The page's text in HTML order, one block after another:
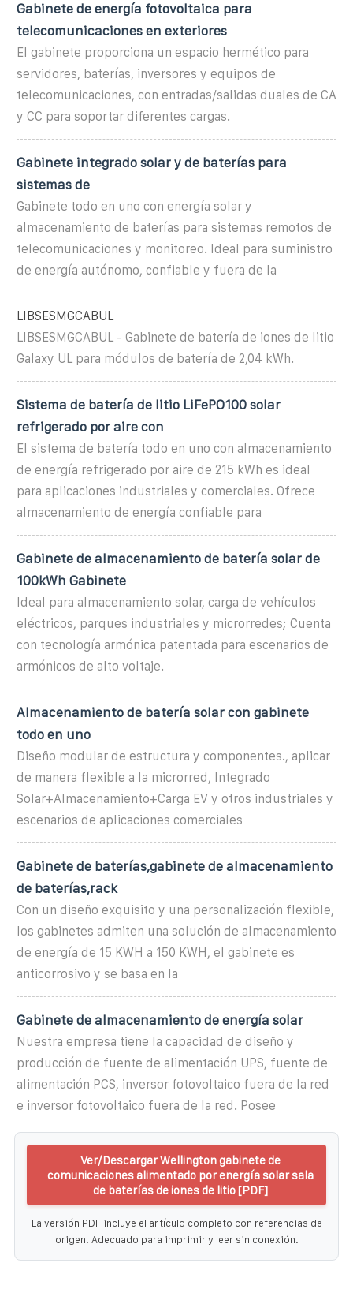
Gabinete de energía fotovoltaica para
telecomunicaciones en exteriores
El gabinete proporciona un espacio hermético para
servidores, baterías, inversores y equipos de
telecomunicaciones, con entradas/salidas duales de CA
y CC para soportar diferentes cargas.
Gabinete integrado solar y de baterías para
sistemas de
Gabinete todo en uno con energía solar y
almacenamiento de baterías para sistemas remotos de
telecomunicaciones y monitoreo. Ideal para suministro
de energía autónomo, confiable y fuera de la
LIBSESMGCABUL
LIBSESMGCABUL - Gabinete de batería de iones de litio
Galaxy UL para módulos de batería de 2,04 kWh.
Sistema de batería de litio LiFePO100 solar
refrigerado por aire con
El sistema de batería todo en uno con almacenamiento
de energía refrigerado por aire de 215 kWh es ideal
para aplicaciones industriales y comerciales. Ofrece
almacenamiento de energía confiable para
Gabinete de almacenamiento de batería solar de
100kWh Gabinete
Ideal para almacenamiento solar, carga de vehículos
eléctricos, parques industriales y microrredes; Cuenta
con tecnología armónica patentada para escenarios de
armónicos de alto voltaje.
Almacenamiento de batería solar con gabinete
todo en uno
Diseño modular de estructura y componentes., aplicar
de manera flexible a la microrred, Integrado
Solar+Almacenamiento+Carga EV y otros industriales y
escenarios de aplicaciones comerciales
Gabinete de baterías,gabinete de almacenamiento
de baterías,rack
Con un diseño exquisito y una personalización flexible,
los gabinetes admiten una solución de almacenamiento
de energía de 15 KWH a 150 KWH, el gabinete es
anticorrosivo y se basa en la
Gabinete de almacenamiento de energía solar
Nuestra empresa tiene la capacidad de diseño y
producción de fuente de alimentación UPS, fuente de
alimentación PCS, inversor fotovoltaico fuera de la red
e inversor fotovoltaico fuera de la red. Posee
Ver/Descargar Wellington gabinete de
comunicaciones alimentado por energía solar sala
de baterías de iones de litio [PDF]
La versión PDF incluye el artículo completo con referencias de
origen. Adecuado para imprimir y leer sin conexión.